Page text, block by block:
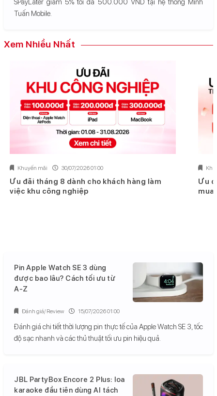
SPayLater giảm 5% tối đa 500.000 VND tại hệ thống Minh
Tuấn Mobile.
Xem Nhiều Nhất
Khuyến mãi 30/07/2026 01:00
Ưu đãi tháng 8 dành cho khách hàng làm
việc khu công nghiệp
Ưu
mua
Pin Apple Watch SE 3 dùng
được bao lâu? Cách tối ưu từ
A-Z
Đánh giá chi tiết thời lượng pin thực tế của Apple Watch SE 3, tốc
độ sạc nhanh và các thủ thuật tối ưu pin hiệu quả.
Đánh giá/ Review 15/07/2026 01:00
JBL PartyBox Encore 2 Plus: loa
karaoke đầu tiên dùng AI tách